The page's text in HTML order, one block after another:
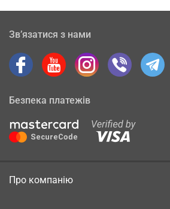
Зв’язатися з нами
Безпека платежів
Про компанію